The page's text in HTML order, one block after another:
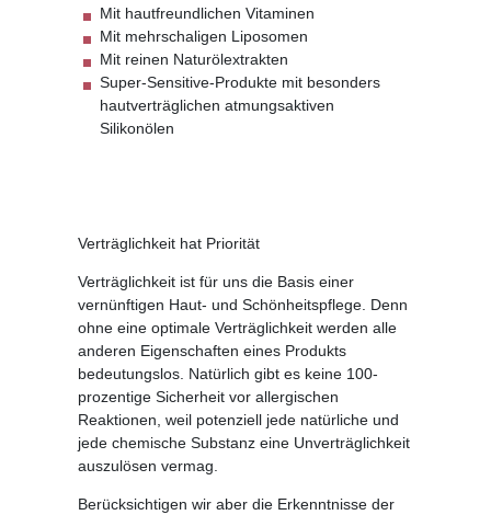
Mit hautfreundlichen Vitaminen
Mit mehrschaligen Liposomen
Mit reinen Naturölextrakten
Super-Sensitive-Produkte mit besonders
hautverträglichen atmungsaktiven
Silikonölen
Verträglichkeit hat Priorität
Verträglichkeit ist für uns die Basis einer
vernünftigen Haut- und Schönheitspflege. Denn
ohne eine optimale Verträglichkeit werden alle
anderen Eigenschaften eines Produkts
bedeutungslos. Natürlich gibt es keine 100-
prozentige Sicherheit vor allergischen
Reaktionen, weil potenziell jede natürliche und
jede chemische Substanz eine Unverträglichkeit
auszulösen vermag.
Berücksichtigen wir aber die Erkenntnisse der